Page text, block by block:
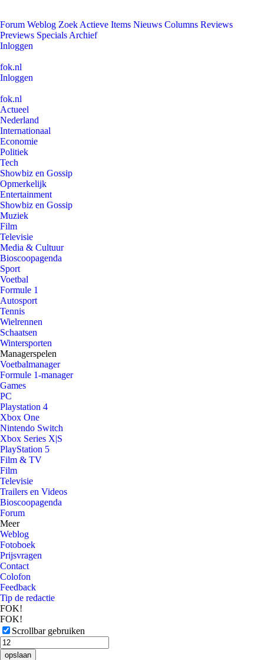
Forum Weblog Zoek Actieve Items Nieuws Columns Reviews
Previews Specials Archief
Inloggen
fok.nl
Inloggen
fok.nl
Actueel
Nederland
Internationaal
Economie
Politiek
Tech
Showbiz en Gossip
Opmerkelijk
Entertainment
Showbiz en Gossip
Muziek
Film
Televisie
Media & Cultuur
Bioscoopagenda
Sport
Voetbal
Formule 1
Autosport
Tennis
Wielrennen
Schaatsen
Wintersporten
Managerspelen
Voetbalmanager
Formule 1-manager
Games
PC
Playstation 4
Xbox One
Nintendo Switch
Xbox Series X|S
PlayStation 5
Film & TV
Film
Televisie
Trailers en Videos
Bioscoopagenda
Forum
Meer
Weblog
Fotoboek
Prijsvragen
Contact
Colofon
Feedback
Tip de redactie
FOK!
FOK!
Scrollbar gebruiken
opslaan